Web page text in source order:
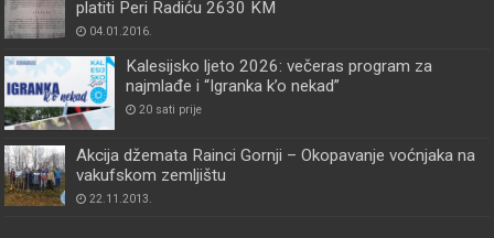
platiti Peri Radiću 2630 KM
04.01.2016.
Kalesijsko ljeto 2026: večeras program za
najmlađe i “Igranka k’o nekad”
20 sati prije
Akcija džemata Rainci Gornji – Okopavanje voćnjaka na
vakufskom zemljištu
22.11.2013.